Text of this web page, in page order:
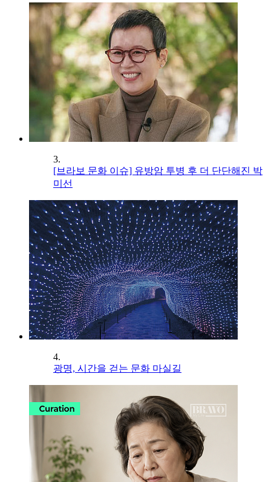
3.
[브라보 문화 이슈] 유방암 투병 후 더 단단해진 박
미선
4.
광명, 시간을 걷는 문화 마실길